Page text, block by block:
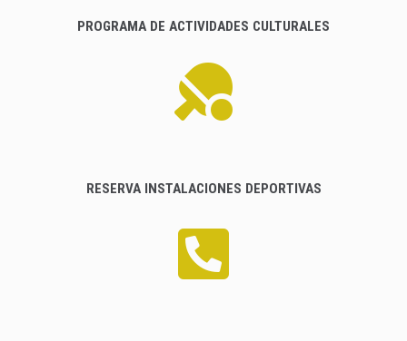
PROGRAMA DE ACTIVIDADES CULTURALES
RESERVA INSTALACIONES DEPORTIVAS